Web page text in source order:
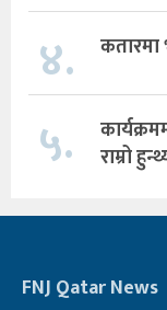
४. कतारमा
५.
राम्रो
FNJ Qatar News